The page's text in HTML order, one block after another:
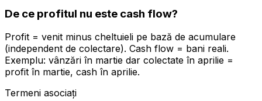
De ce profitul nu este cash flow?
Profit = venit minus cheltuieli pe bază de acumulare
(independent de colectare). Cash flow = bani reali.
Exemplu: vânzări în martie dar colectate în aprilie =
profit în martie, cash în aprilie.
Termeni asociați